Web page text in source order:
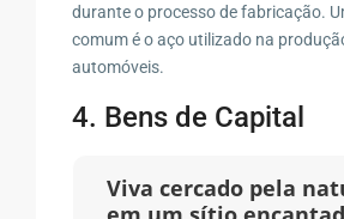
durante o processo de fabricação.
comum é o aço utilizado na
automóveis.
4. Bens de Capital
Viva cercado pela